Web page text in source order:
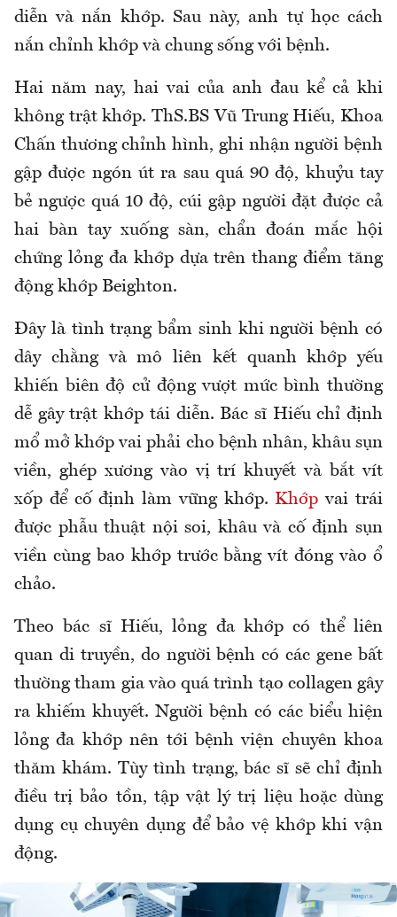
diễn và nắn khớp. Sau này, anh tự học cách
nắn chỉnh khớp và chung sống với bệnh.
Hai năm nay, hai vai của anh đau kể cả khi
không trật khớp. ThS.BS Vũ Trung Hiếu, Khoa
Chấn thương chỉnh hình, ghi nhận người bệnh
gập được ngón út ra sau quá 90 độ, khuỷu tay
bẻ ngược quá 10 độ, cúi gập người đặt được cả
hai bàn tay xuống sàn, chẩn đoán mắc hội
chứng lỏng đa khớp dựa trên thang điểm tăng
động khớp Beighton.
Đây là tình trạng bẩm sinh khi người bệnh có
dây chằng và mô liên kết quanh khớp yếu
khiến biên độ cử động vượt mức bình thường
dễ gây trật khớp tái diễn. Bác sĩ Hiếu chỉ định
mổ mở khớp vai phải cho bệnh nhân, khâu sụn
viền, ghép xương vào vị trí khuyết và bắt vít
xốp để cố định làm vững khớp. Khớp vai trái
được phẫu thuật nội soi, khâu và cố định sụn
viền cùng bao khớp trước bằng vít đóng vào ổ
chảo.
Theo bác sĩ Hiếu, lỏng đa khớp có thể liên
quan di truyền, do người bệnh có các gene bất
thường tham gia vào quá trình tạo collagen gây
ra khiếm khuyết. Người bệnh có các biểu hiện
lỏng đa khớp nên tới bệnh viện chuyên khoa
thăm khám. Tùy tình trạng, bác sĩ sẽ chỉ định
điều trị bảo tồn, tập vật lý trị liệu hoặc dùng
dụng cụ chuyên dụng để bảo vệ khớp khi vận
động.